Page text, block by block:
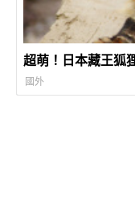
超萌！日本藏王狐
國外